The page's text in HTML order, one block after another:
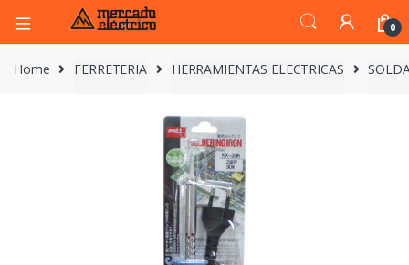
0
Home FERRETERIA HERRAMIENTAS ELECTRICAS